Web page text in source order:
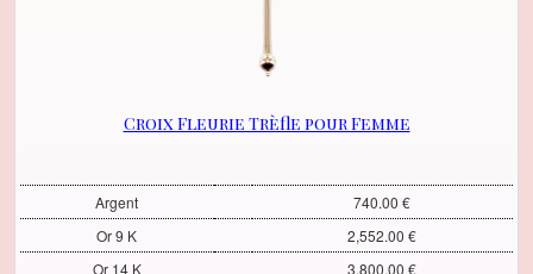
Croix Fleurie Trèfle pour Femme
Argent
740.00 €
Or 9 K
2,552.00 €
Or 14 K
3,800.00 €